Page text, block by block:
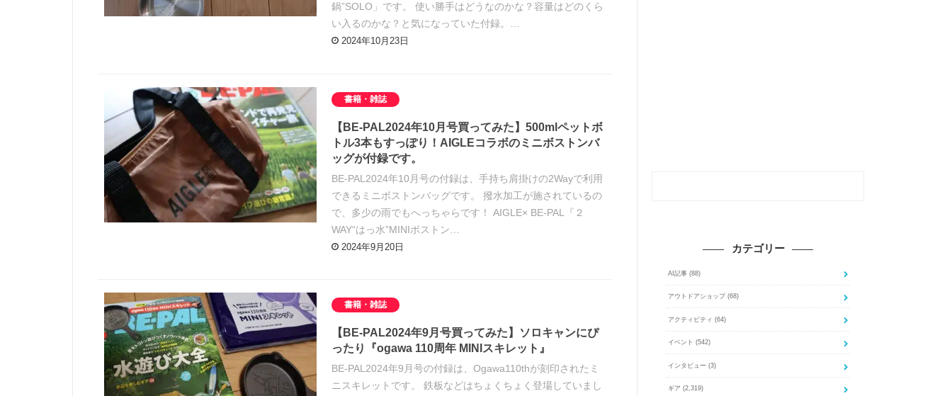
鍋”SOLO」です。 使い勝手はどうなのかな？容量はどのくら
い入るのかな？と気になっていた付録。…
2024年10月23日
書籍・雑誌
【BE-PAL2024年10月号買ってみた】500mlペットボ
トル3本もすっぽり！AIGLEコラボのミニボストンバ
ッグが付録です。
BE-PAL2024年10月号の付録は、手持ち肩掛けの2Wayで利用
できるミニボストンバッグです。 撥水加工が施されているの
で、多少の雨でもへっちゃらです！ AIGLE× BE-PAL『２
WAY“はっ水”MINIボストン…
2024年9月20日
書籍・雑誌
【BE-PAL2024年9月号買ってみた】ソロキャンにぴ
ったり『ogawa 110周年 MINIスキレット』
BE-PAL2024年9月号の付録は、Ogawa110thが刻印されたミ
ニスキレットです。 鉄板などはちょくちょく登場していまし
カテゴリー
AI記事 (88)
アウトドアショップ (68)
アクティビティ (64)
イベント (542)
インタビュー (3)
ギア (2,319)